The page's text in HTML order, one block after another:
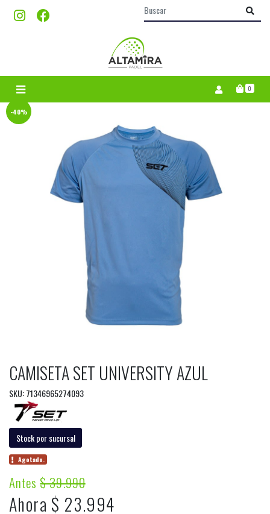
0
-40%
CAMISETA SET UNIVERSITY AZUL
SKU: 71346965274093
Stock por sucursal
Agotado.
Antes$ 39.990
Ahora $ 23.994